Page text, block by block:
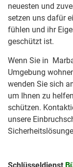
neuesten und
setzen uns dafür
fühlen und ihr
geschützt ist.
Wenn Sie in
Umgebung
wenden Sie sich
um Ihnen zu
schützen.
unsere